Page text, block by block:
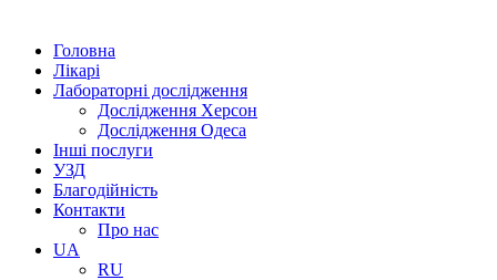
Головна
Лікарі
Лабораторні дослідження
Дослідження Херсон
Дослідження Одеса
Інші послуги
УЗД
Благодійність
Контакти
Про нас
UA
RU